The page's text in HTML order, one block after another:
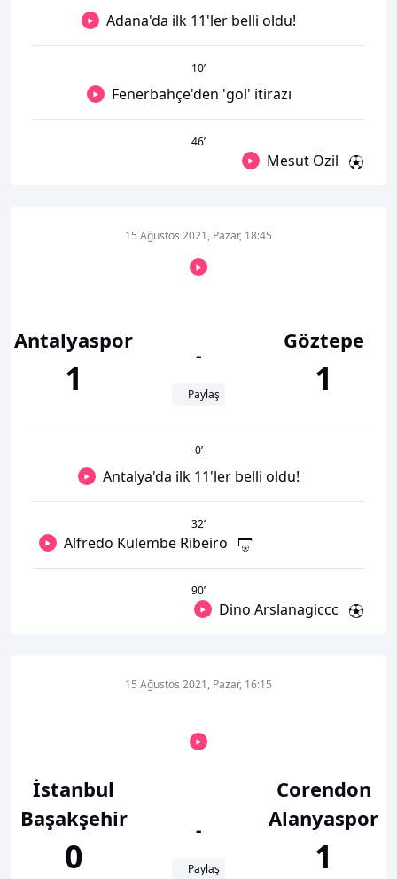
Adana'da ilk 11'ler belli oldu!
10’
Fenerbahçe'den 'gol' itirazı
46’
Mesut Özil
Antalyaspor
1
15 Ağustos 2021, Pazar, 18:45
-
Paylaş
Göztepe
1
0’
Antalya'da ilk 11'ler belli oldu!
32’
Alfredo Kulembe Ribeiro
90’
Dino Arslanagiccc
İstanbul
Başakşehir
0
15 Ağustos 2021, Pazar, 16:15
-
Paylaş
Corendon
Alanyaspor
1